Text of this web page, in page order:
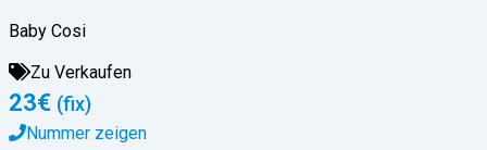
Baby Cosi
Zu Verkaufen
23€ (fix)
Nummer zeigen